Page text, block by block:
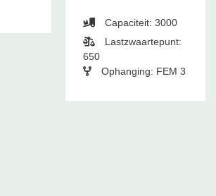
Capaciteit: 3000
Lastzwaartepunt:
650
Ophanging: FEM 3